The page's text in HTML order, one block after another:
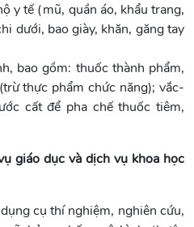
y tế (mũ, quần áo, khẩu trang,
dưới, bao giày, khăn, găng tay
bao gồm: thuốc thành phẩm,
thực phẩm chức năng); vắc-
cất để pha chế thuốc tiêm,
giáo dục và dịch vụ khoa học
cụ thí nghiệm, nghiên cứu,